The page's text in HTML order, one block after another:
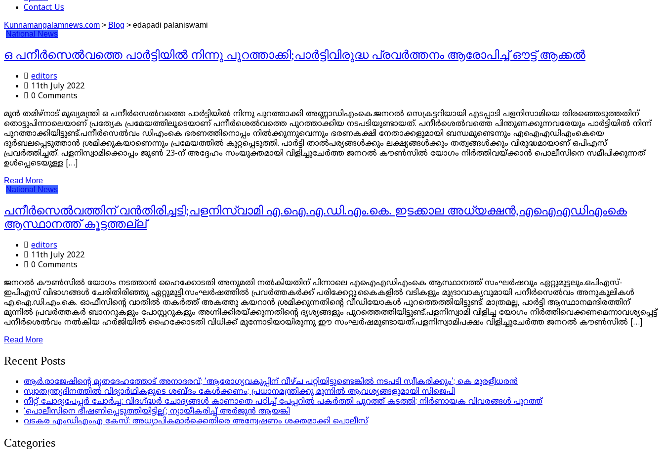
Contact Us
Kunnamangalamnews.com > Blog > edapadi palaniswami
National
News
ഒ പനീർസെൽവത്തെ പാർട്ടിയിൽ നിന്നു പുറത്താക്കി;പാര്‍ട്ടിവിരുദ്ധ പ്രവര്‍ത്തനം ആരോപിച്ച് ഔട്ട് ആക്കൽ
editors
11th July 2022
0 Comments
മുൻ തമിഴ്നാട് മുഖ്യമന്ത്രി ഒ പനീർസെൽവത്തെ പാർട്ടിയിൽ നിന്നു പുറത്താക്കി അണ്ണാഡിഎംകെ.ജനറല്‍ സെക്രട്ടറിയായി എടപ്പാടി പളനിസാമിയെ തിരഞ്ഞെടുത്തതിന്
തൊട്ടുപിന്നാലെയാണ് പ്രത്യേക പ്രമേയത്തിലൂടെയാണ്‌ പനീര്‍ശെല്‍വത്തെ പുറത്താക്കിയ നടപടിയുണ്ടായത്. പനീര്‍ശെല്‍വത്തെ പിന്തുണക്കുന്നവരേയും പാര്‍ട്ടിയില്‍ നിന്ന്
പുറത്താക്കിയിട്ടുണ്ട്‌.പനീർസെൽവം ഡിഎംകെ ഭരണത്തിനൊപ്പം നിൽക്കുന്നുവെന്നും ഭരണകക്ഷി നേതാക്കളുമായി ബന്ധമുണ്ടെന്നും എഐഎഡിഎംകെയെ
ദുർബലപ്പെടുത്താൻ ശ്രമിക്കുകയാണെന്നും പ്രമേയത്തിൽ കുറ്റപ്പെടുത്തി. പാർട്ടി താൽപര്യങ്ങൾക്കും ലക്ഷ്യങ്ങൾക്കും തത്വങ്ങൾക്കും വിരുദ്ധമായാണ് ഒപിഎസ്
പ്രവർത്തിച്ചത്. പളനിസ്വാമിക്കൊപ്പം ജൂൺ 23-ന് അദ്ദേഹം സംയുക്തമായി വിളിച്ചുചേർത്ത ജനറൽ കൗൺസിൽ യോഗം നിർത്തിവയ്ക്കാൻ പൊലീസിനെ സമീപിക്കുന്നത്
ഉൾപ്പെടെയുള്ള […]
Read More
National
News
പനീര്‍സെല്‍വത്തിന് വന്‍തിരിച്ചടി;പളനിസ്വാമി എ.ഐ.എ.ഡി.എം.കെ. ഇടക്കാല അധ്യക്ഷന്‍,എഐഎഡിഎംകെ
ആസ്ഥാനത്ത് കൂട്ടത്തല്ല്
editors
11th July 2022
0 Comments
ജനറല്‍ കൗണ്‍സില്‍ യോഗം നടത്താന്‍ ഹൈക്കോടതി അനുമതി നല്‍കിയതിന് പിന്നാലെ എഐഎഡിഎംകെ ആസ്ഥാനത്ത് സംഘര്‍ഷവും ഏറ്റുമുട്ടലും.ഒപിഎസ്-
ഇപിഎസ് വിഭാഗങ്ങള്‍ ചേരിതിരിഞ്ഞു ഏറ്റുമുട്ടി.സംഘര്‍ഷത്തില്‍ പ്രവര്‍ത്തകര്‍ക്ക് പരിക്കേറ്റു.കൈകളില്‍ വടികളും മുദ്രാവാക്യവുമായി പനീര്‍സെല്‍വം അനുകൂലികള്‍
എ.ഐ.ഡി.എം.കെ. ഓഫീസിന്റെ വാതില്‍ തകര്‍ത്ത് അകത്തു കയറാന്‍ ശ്രമിക്കുന്നതിന്റെ വീഡിയോകള്‍ പുറത്തെത്തിയിട്ടുണ്ട്. മാത്രമല്ല, പാര്‍ട്ടി ആസ്ഥാനമന്ദിരത്തിന്
മുന്നില്‍ പ്രവര്‍ത്തകര്‍ ബാനറുകളും പോസ്റ്ററുകളും അഗ്നിക്കിരയ്ക്കുന്നതിന്റെ ദൃശ്യങ്ങളും പുറത്തെത്തിയിട്ടുണ്ട്.പളനിസ്വാമി വിളിച്ച യോ​ഗം നിർത്തിവെക്കണമെന്നാവശ്യപ്പെട്ട്
പനീർശെൽവം നൽകിയ ഹർജിയിൽ ഹൈക്കോടതി വിധിക്ക് മുന്നോടിയായിരുന്നു ഈ സംഘർഷമുണ്ടായത്.പളനിസ്വാമിപക്ഷം വിളിച്ചുചേര്‍ത്ത ജനറല്‍ കൗണ്‍സില്‍ […]
Read More
Recent Posts
ആര്‍.രാജേഷിന്റെ മൃതദേഹത്തോട് അനാദരവ്; ‘ആരോഗ്യവകുപ്പിന് വീഴ്ച പറ്റിയിട്ടുണ്ടെങ്കില്‍ നടപടി സ്വീകരിക്കും’; കെ മുരളീധരന്‍
സ്വാതന്ത്ര്യദിനത്തിൽ വിദ്യാർഥികളുടെ ശബ്ദം കേൾക്കണം; പ്രധാനമന്ത്രിക്കു മുന്നിൽ ആവശ്യങ്ങളുമായി സിജെപി
നീറ്റ് ചോദ്യപേപ്പർ ചോർച്ച: വിദഗ്ദ്ധർ ചോദ്യങ്ങൾ കാണാതെ പഠിച്ച് പേപ്പറിൽ പകർത്തി പുറത്ത് കടത്തി; നിർണായക വിവരങ്ങൾ പുറത്ത്
‘പൊലീസിനെ ഭീഷണിപ്പെടുത്തിയിട്ടില്ല’; ന്യായീകരിച്ച് അര്‍ജുന്‍ ആയങ്കി
വടകര എംഡിഎംഎ കേസ്: അധ്യാപികമാർക്കെതിരെ അന്വേഷണം ശക്തമാക്കി പൊലീസ്
Categories